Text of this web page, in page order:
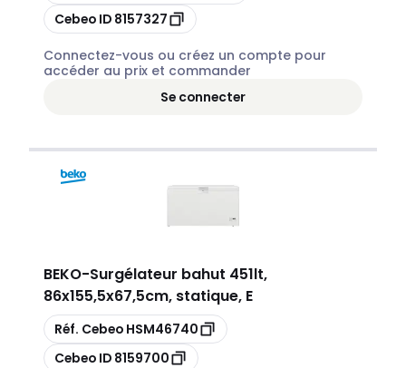
Copier
Cebeo ID 8157327
Connectez-vous ou créez un compte pour
accéder au prix et commander
Se connecter
BEKO-Surgélateur bahut 451lt,
86x155,5x67,5cm, statique, E
Copier
Réf. Cebeo HSM46740
Copier
Cebeo ID 8159700